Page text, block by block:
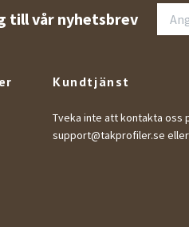
till vår nyhetsbrev
Kundtjänst
Tveka inte att kontakta oss
support@takprofiler.se